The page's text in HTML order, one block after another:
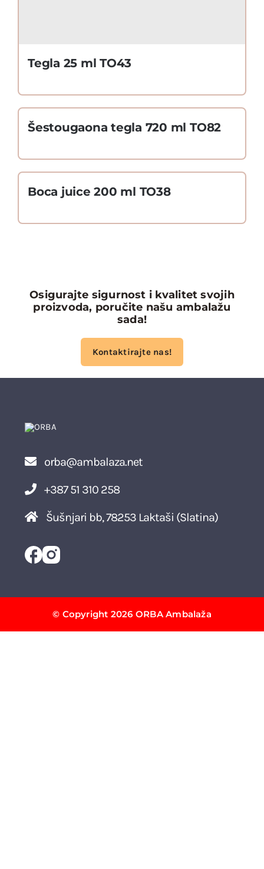
Tegla 25 ml TO43
Šestougaona tegla 720 ml TO82
Boca juice 200 ml TO38
Osigurajte sigurnost i kvalitet svojih
proizvoda, poručite našu ambalažu
sada!
Kontaktirajte nas!
orba@ambalaza.net
+387 51 310 258
Šušnjari bb, 78253 Laktaši (Slatina)
© Copyright 2026 ORBA Ambalaža